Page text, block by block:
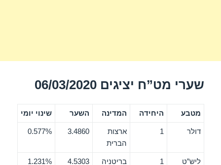
שערי מט”ח יציגים 06/03/2020
מטבע היחידה המדינה השער שינוי יומי
דולר 1
ארצות
הברית
3.4860
0.577%
ליש”ט 1 בריטניה 4.5303
1.231%